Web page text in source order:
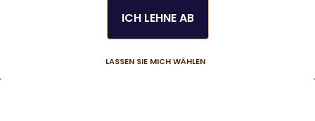
© 2025. LUVA Villas
LASSEN SIE MICH WÄHLEN
ICH LEHNE AB